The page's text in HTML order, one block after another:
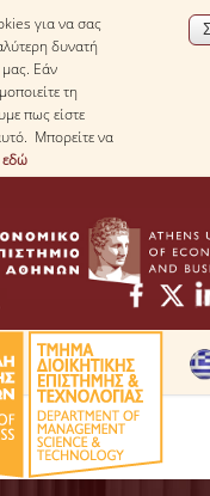
για να σας
δυνατή
μας. Εάν
τη
πως είστε
Μπορείτε να
εδώ